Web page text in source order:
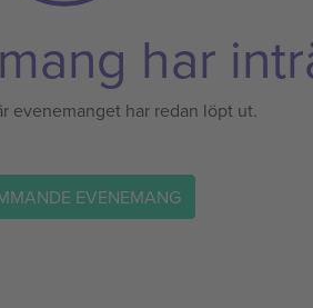
har
evenemanget har redan löpt ut.
EVENEMANG